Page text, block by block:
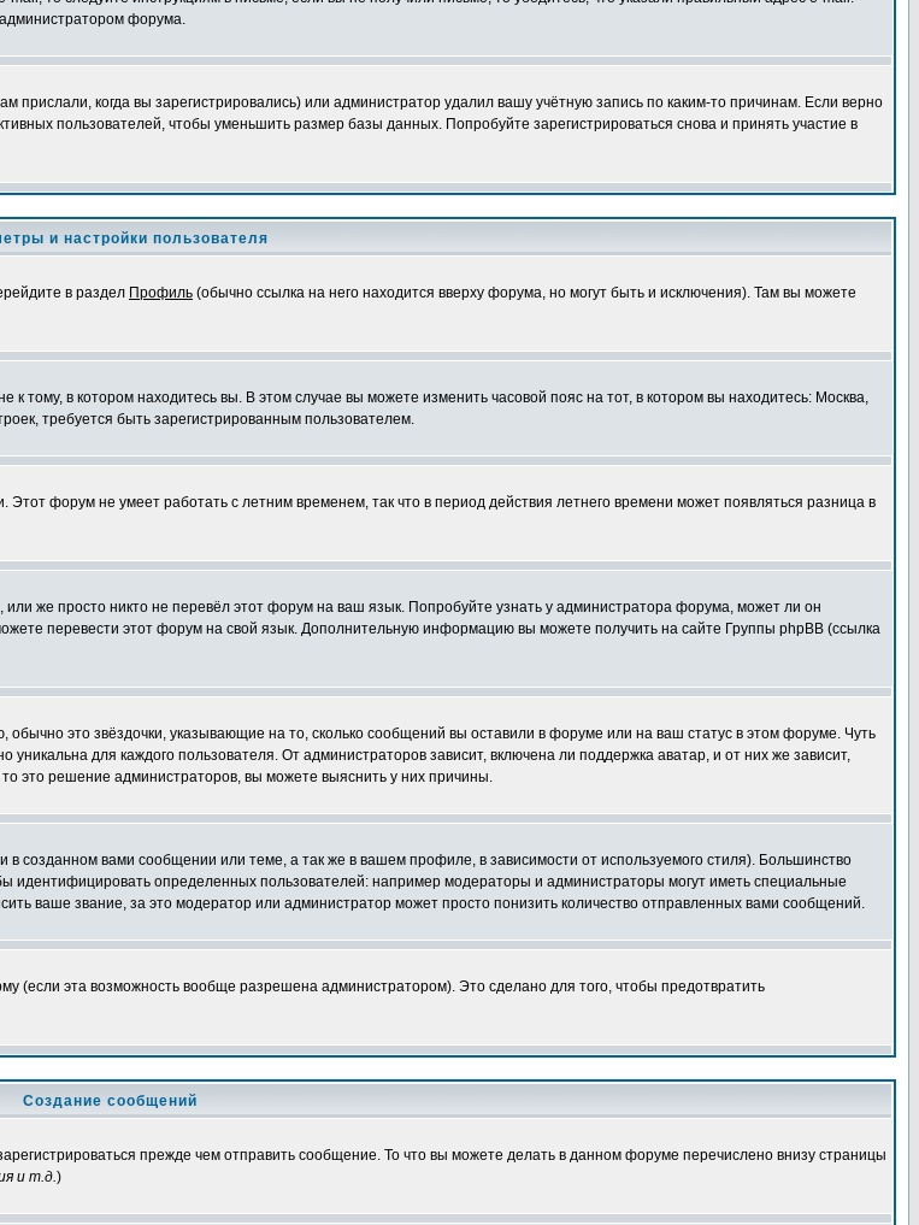
форума.
когда вы зарегистрировались) или администратор удалил вашу учётную запись по каким-то причинам. Если верно
пользователей, чтобы уменьшить размер базы данных. Попробуйте зарегистрироваться снова и принять участие в
и настройки пользователя
в раздел Профиль (обычно ссылка на него находится вверху форума, но могут быть и исключения). Там вы можете
тому, в котором находитесь вы. В этом случае вы можете изменить часовой пояс на тот, в котором вы находитесь: Москва,
требуется быть зарегистрированным пользователем.
форум не умеет работать с летним временем, так что в период действия летнего времени может появляться разница в
же просто никто не перевёл этот форум на ваш язык. Попробуйте узнать у администратора форума, может ли он
перевести этот форум на свой язык. Дополнительную информацию вы можете получить на сайте Группы phpBB (ссылка
это звёздочки, указывающие на то, сколько сообщений вы оставили в форуме или на ваш статус в этом форуме. Чуть
для каждого пользователя. От администраторов зависит, включена ли поддержка аватар, и от них же зависит,
это решение администраторов, вы можете выяснить у них причины.
вами сообщении или теме, а так же в вашем профиле, в зависимости от используемого стиля). Большинство
идентифицировать определенных пользователей: например модераторы и администраторы могут иметь специальные
ваше звание, за это модератор или администратор может просто понизить количество отправленных вами сообщений.
(если эта возможность вообще разрешена администратором). Это сделано для того, чтобы предотвратить
Создание сообщений
прежде чем отправить сообщение. То что вы можете делать в данном форуме перечислено внизу страницы
и т.д.)